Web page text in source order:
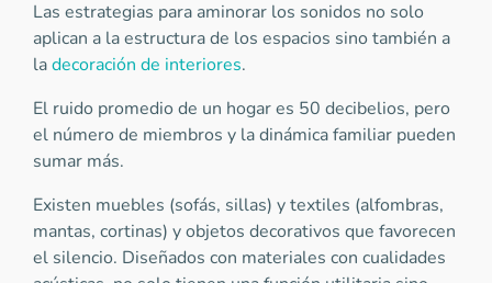
Las estrategias para aminorar los sonidos no solo
aplican a la estructura de los espacios sino también a
ladecoración de interiores.
El ruido promedio de un hogar es 50 decibelios, pero
el número de miembros y la dinámica familiar pueden
sumar más.
Existen muebles (sofás, sillas) y textiles (alfombras,
mantas, cortinas) y objetos decorativos que favorecen
el silencio. Diseñados con materiales con cualidades